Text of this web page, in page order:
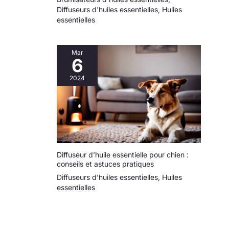
pour un contrôle
Sa taille portable le
pour voyager dans
un sac. Vous
pouvez emporter
des liquides avec
vous pour les soins
quotidiens des
yeux, du visage et
application】le
paquet de 6 flacons
compte-gouttes est
lumière, protège
contre les rayons
protège l'intégrité
FACILE À PORTER:
Bouteilles en Verre
Vide avec Compte-
gouttes Bouche de
bouteille filetée qui
correspond
étroitement au
bouchon de la
bouteille noire, elle
peut empêcher les
Diffuseurs d'huiles essentielles, Huiles
essentielles
Mar
6
2024
Diffuseur d’huile essentielle pour chien :
conseils et astuces pratiques
Diffuseurs d'huiles essentielles, Huiles
essentielles